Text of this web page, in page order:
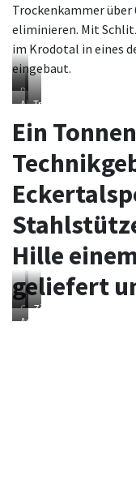
Trockenkammer über
eliminieren. Mit
im Krodotal in eines
eingebaut.
Das
war
mal
eine
Scheune
Abbundarbeit
Tragende
Ein
Hille
geliefert
Gebogene
Leimbinder
Zimmerleute,
Architekt